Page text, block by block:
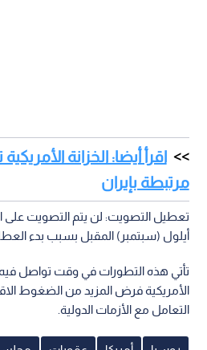
اقرأ أيضا: الخزانة
مرتبطة بإيران
تعطيل التصويت: لن يتم التصويت على
أيلول (سبتمبر) المقبل بسبب بدء العطلة
تأتي هذه التطورات في وقت تواصل
الأمريكية فرض المزيد من الضغوط
التعامل مع الأزمات الدولية.